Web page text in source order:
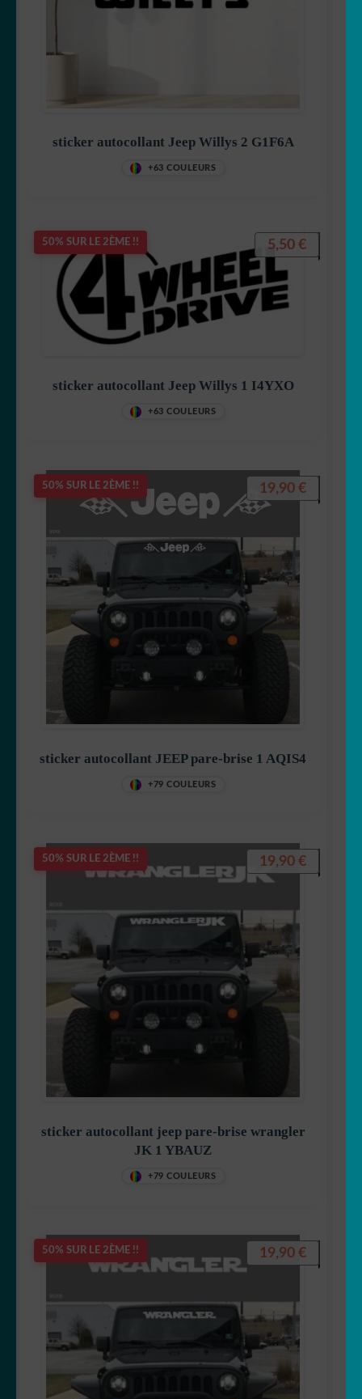
sticker autocollant Jeep Willys 2 G1F6A
+63 COULEURS
50% SUR LE 2ÈME !!
sticker autocollant Jeep Willys 1 I4YXO
+63 COULEURS
5,50 €
50% SUR LE 2ÈME !!
sticker autocollant JEEP pare-brise 1 AQIS4
+79 COULEURS
19,90 €
50% SUR LE 2ÈME !!
sticker autocollant jeep pare-brise wrangler
JK 1 YBAUZ
+79 COULEURS
19,90 €
50% SUR LE 2ÈME !! 19,90 €